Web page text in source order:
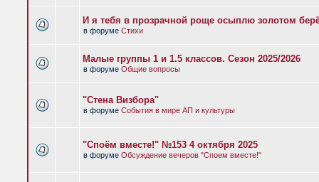
И я тебя в прозрачной роще осыплю золотом
в форуме Стихи
Малые группы 1 и 1.5 классов. Сезон 2025/2026
в форуме Общие вопросы
"Стена Визбора"
в форуме События в мире АП и культуры
"Споём вместе!" №153 4 октября 2025
в форуме Обсуждение вечеров "Споем вместе!"